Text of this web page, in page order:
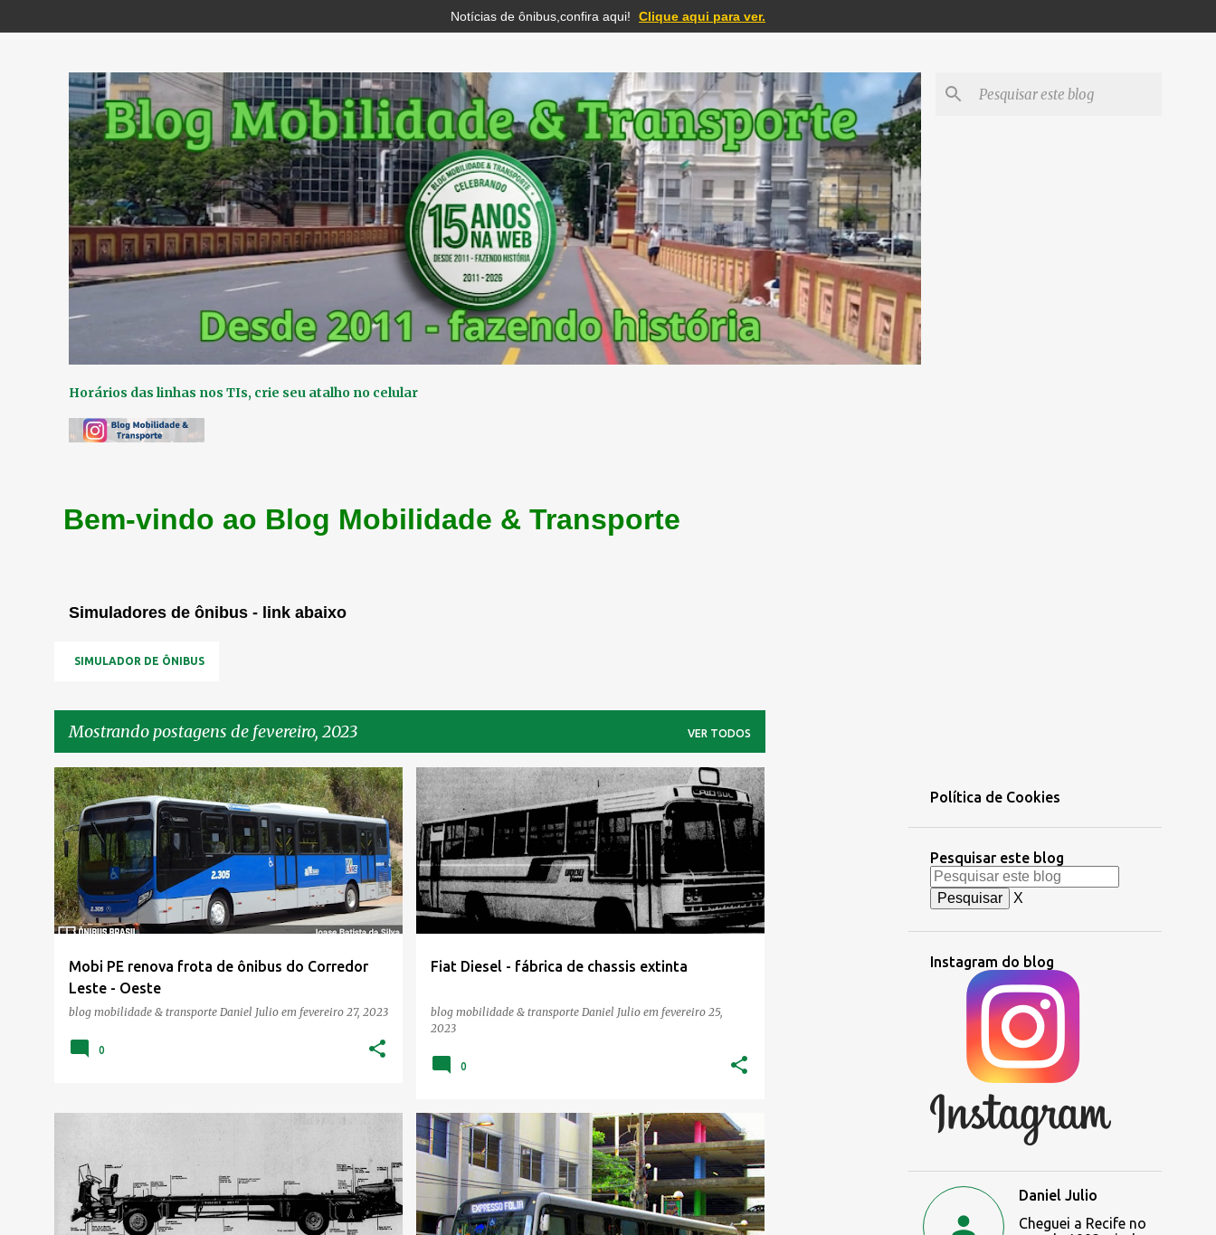
Pular para o conteúdo principal
Horários das linhas nos TIs, crie seu atalho no celular
Notícias de ônibus,confira aqui! Clique aqui para ver.
Bem-vindo ao Blog Mobilidade & Transporte
Simuladores de ônibus - link abaixo
SIMULADOR DE ÔNIBUS
Mostrando postagens de fevereiro, 2023 VER TODOS
P
o
s
t
a
g
Mobi PE renova frota de ônibus do Corredor
Leste - Oeste
blog mobilidade & transporte Daniel Julio em fevereiro 27, 2023
0
Fiat Diesel - fábrica de chassis extinta
blog mobilidade & transporte Daniel Julio em fevereiro 25,
2023
0
Política de Cookies
Pesquisar este blog
X
Instagram do blog
Daniel Julio
Cheguei a Recife no